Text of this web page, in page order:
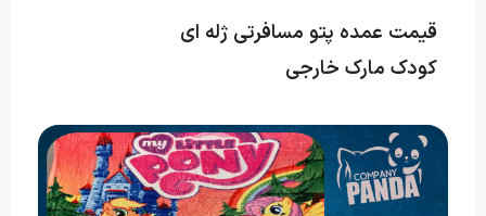
قیمت عمده پتو مسافرتی ژله ای
کودک مارک خارجی